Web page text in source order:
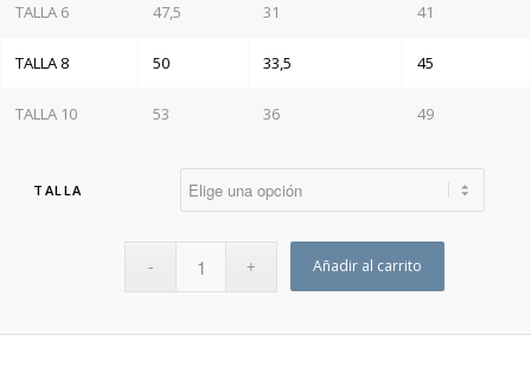
TALLA 6 47,5 31 41
TALLA 8 50 33,5 45
TALLA 10 53 36 49
TALLA
Añadir al carrito